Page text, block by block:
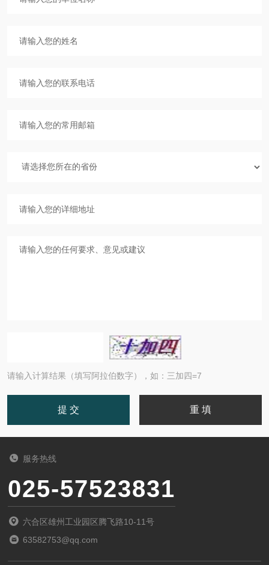
请输入计算结果（填写阿拉伯数字），如：三加四=7
服务热线
025-57523831
六合区雄州工业园区腾飞路10-11号
63582753@qq.com